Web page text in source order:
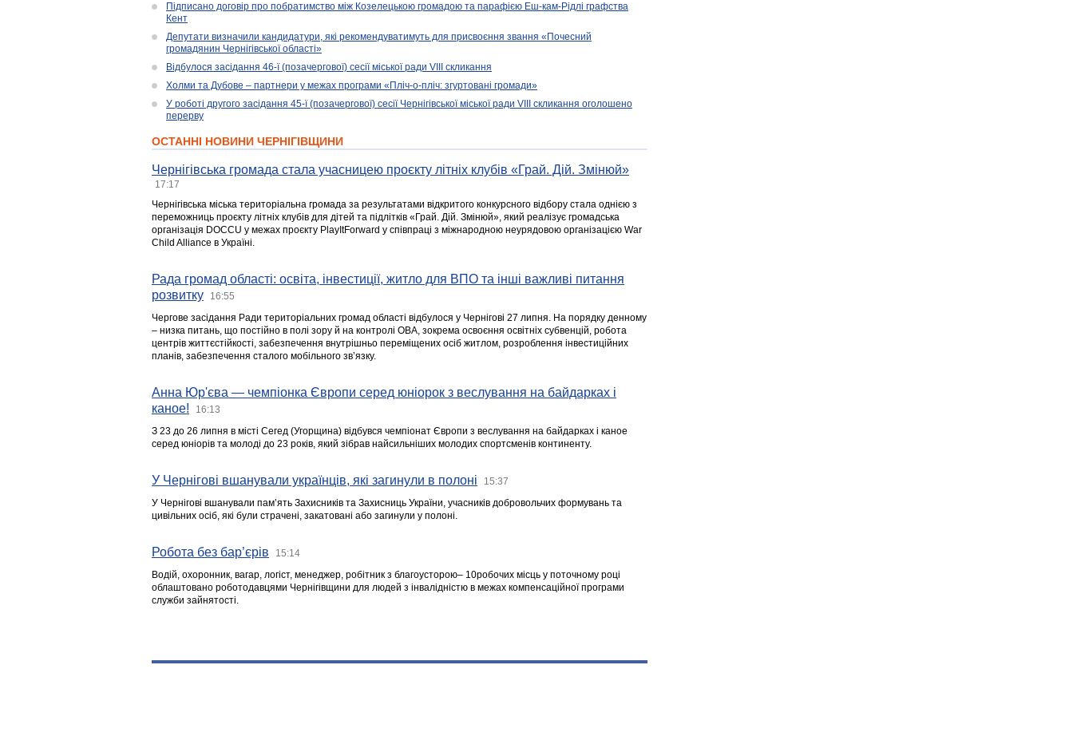
Підписано договір про побратимство між Козелецькою громадою та парафією Еш-кам-Рідлі графства
Кент
Депутати визначили кандидатури, які рекомендуватимуть для присвоєння звання «Почесний
громадянин Чернігівської області»
Відбулося засідання 46-ї (позачергової) сесії міської ради VIII скликання
Холми та Дубове – партнери у межах програми «Пліч-о-пліч: згуртовані громади»
У роботі другого засідання 45-ї (позачергової) сесії Чернігівської міської ради VIII скликання оголошено
перерву
ОСТАННІ НОВИНИ ЧЕРНІГІВЩИНИ
Чернігівська громада стала учасницею проєкту літніх клубів «Грай. Дій. Змінюй»
17:17
Чернігівська міська територіальна громада за результатами відкритого конкурсного відбору стала однією з
переможниць проєкту літніх клубів для дітей та підлітків «Грай. Дій. Змінюй», який реалізує громадська
організація DOCCU у межах проєкту PlayItForward у співпраці з міжнародною неурядовою організацією War
Child Alliance в Україні.
Рада громад області: освіта, інвестиції, житло для ВПО та інші важливі питання
розвитку
16:55
Чергове засідання Ради територіальних громад області відбулося у Чернігові 27 липня. На порядку денному
– низка питань, що постійно в полі зору й на контролі ОВА, зокрема освоєння освітніх субвенцій, робота
центрів життєстійкості, забезпечення внутрішньо переміщених осіб житлом, розроблення інвестиційних
планів, забезпечення сталого мобільного зв’язку.
Анна Юр'єва — чемпіонка Європи серед юніорок з веслування на байдарках і
каное!
16:13
З 23 до 26 липня в місті Сегед (Угорщина) відбувся чемпіонат Європи з веслування на байдарках і каное
серед юніорів та молоді до 23 років, який зібрав найсильніших молодих спортсменів континенту.
У Чернігові вшанували українців, які загинули в полоні 15:37
У Чернігові вшанували пам’ять Захисників та Захисниць України, учасників добровольчих формувань та
цивільних осіб, які були страчені, закатовані або загинули у полоні.
Робота без бар’єрів 15:14
Водій, охоронник, вагар, логіст, менеджер, робітник з благоусторою– 10робочих місць у поточному році
облаштовано роботодавцями Чернігівщини для людей з інвалідністю в межах компенсаційної програми
служби зайнятості.